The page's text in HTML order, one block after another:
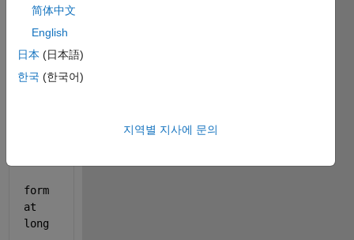
(t,y
)
y1 =
form
long
简体中文
English
日本 (日本語)
한국 (한국어)
지역별 지사에 문의